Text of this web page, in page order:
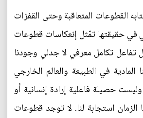
القطوعات المتعاقبة وحتى القفزات
في حقيقتها تمّثل إنعكاسات قطوعات
تفاعل تكامل معرفي لا جدلي وجودنا
المادية في الطبيعة والعالم الخارجي
حصيلة فاعلية إرادة إنسانية أو
الزمان استجابة لنا. لا توجد قطوعات